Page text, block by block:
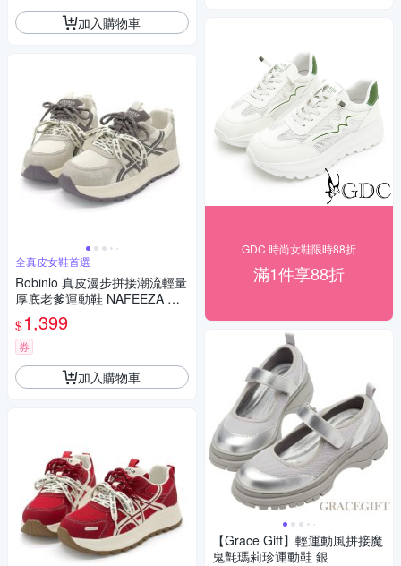
加入購物車
全真皮女鞋首選
Robinlo 真皮漫步拼接潮流輕量
厚底老爹運動鞋 NAFEEZA 星
霧紫
$1,399
券
加入購物車
GDC 時尚女鞋限時88折
滿1件享88折
【Grace Gift】輕運動風拼接魔
鬼氈瑪莉珍運動鞋 銀